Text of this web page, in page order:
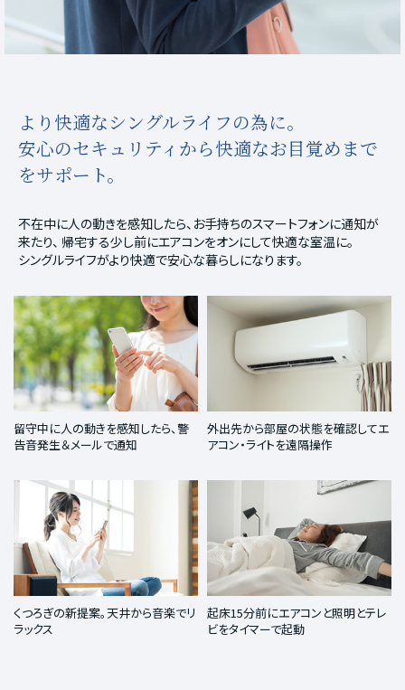
より快適なシングルライフの為に。
安心のセキュリティから快適なお目覚めまで
をサポート。
不在中に人の動きを感知したら、お手持ちのスマートフォンに通知が
来たり、 帰宅する少し前にエアコンをオンにして快適な室温に。
シングルライフがより快適で安心な暮らしになります。
留守中に人の動きを感知したら、警
告音発生＆メールで通知
外出先から部屋の状態を確認してエ
アコン・ライトを遠隔操作
くつろぎの新提案。天井から音楽でリ
ラックス
起床15分前にエアコンと照明とテレ
ビをタイマーで起動